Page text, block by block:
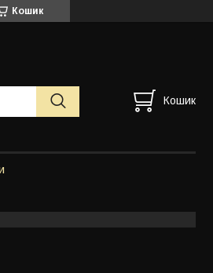
Кошик
Кошик